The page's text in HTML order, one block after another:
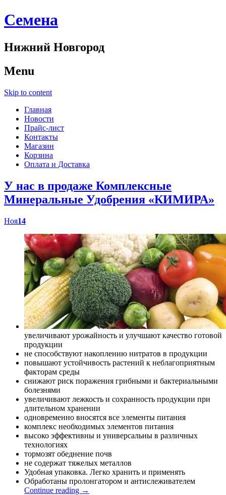
Cемена
Нижний Новгород
Menu
Skip to content
Главная
Новости
Прайс-лист
Контакты
Магазин
Корзина
Оплата и Доставка
У нас в продаже Комплексные
Минеральные Удобрения «КИМИРА»
Ноя14
увеличивают урожайность и улучшают качество готовой
продукции
не способствуют накоплению нитратов в продукции
повышают устойчивость растений к неблагоприятным
факторам среды
снижают риск поражения грибными и бактериальными
болезнями
увеличивают лежкость и сохранность продукции при
длительном хранении
одновременно вносятся все элементы питания
комплекс необходимых элементов питания
высоко эффективны и универсальны в различных
технологиях
тормозят обеднение почв
не содержат тяжелых металлов
Удобная упаковка. Легко хранить и применять
Обработаны пролонгатором и антислеживателем
Continue reading →